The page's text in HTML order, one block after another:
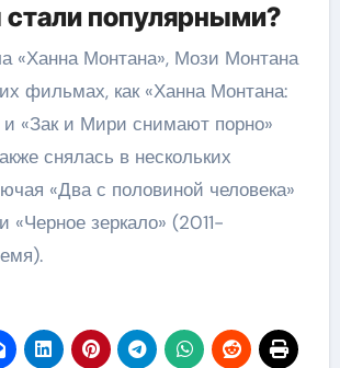
популярными?
«Ханна Монтана», Мози Монтана
фильмах, как «Ханна Монтана:
«Зак и Мири снимают порно»
снялась в нескольких
«Два с половиной человека»
зеркало» (2011-